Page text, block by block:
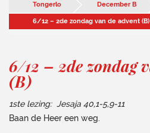
Tongerlo December B
6/12 – 2de zondag van de advent (B)
6/12 – 2de zondag
(B)
1ste lezing: Jesaja 40,1-5,9-11
Baan de Heer een weg.